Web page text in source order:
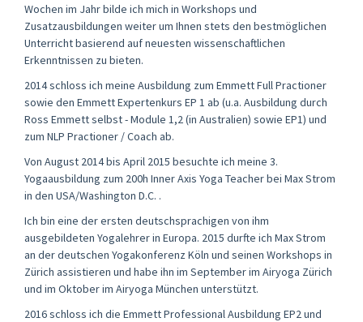
Wochen im Jahr bilde ich mich in Workshops und
Zusatzausbildungen weiter um Ihnen stets den bestmöglichen
Unterricht basierend auf neuesten wissenschaftlichen
Erkenntnissen zu bieten.
2014 schloss ich meine Ausbildung zum Emmett Full Practioner
sowie den Emmett Expertenkurs EP 1 ab (u.a. Ausbildung durch
Ross Emmett selbst - Module 1,2 (in Australien) sowie EP1) und
zum NLP Practioner / Coach ab.
Von August 2014 bis April 2015 besuchte ich meine 3.
Yogaausbildung zum 200h Inner Axis Yoga Teacher bei Max Strom
in den USA/Washington D.C. .
Ich bin eine der ersten deutschsprachigen von ihm
ausgebildeten Yogalehrer in Europa. 2015 durfte ich Max Strom
an der deutschen Yogakonferenz Köln und seinen Workshops in
Zürich assistieren und habe ihn im September im Airyoga Zürich
und im Oktober im Airyoga München unterstützt.
2016 schloss ich die Emmett Professional Ausbildung EP2 und